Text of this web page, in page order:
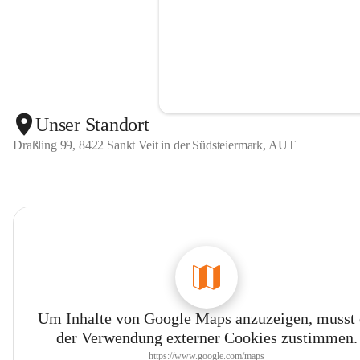
Unser Standort
Draßling 99, 8422 Sankt Veit in der Südsteiermark, AUT
Um Inhalte von Google Maps anzuzeigen, musst
der Verwendung externer Cookies zustimmen.
https://www.google.com/maps